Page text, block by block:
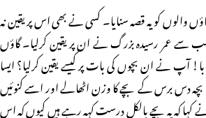
والوں کو یہ قصہ سنایا۔ کسی نے بھی اس پر یقین نہ
سے عمر رسیدہ بزرگ نے ان پر یقین کرلیا۔ گاؤں
آپ نے ان بچوں کی بات پر کیسے یقین کرلیا؟ ایسا
بچہ دس برس کے بچے کا وزن اٹھالے اور اسے کنوئیں
کہا کہ یہ بچے بالکل درست کہہ رہے ہیں کیوں کہ اس